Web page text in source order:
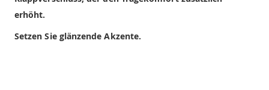
erhöht.
Setzen Sie glänzende Akzente.